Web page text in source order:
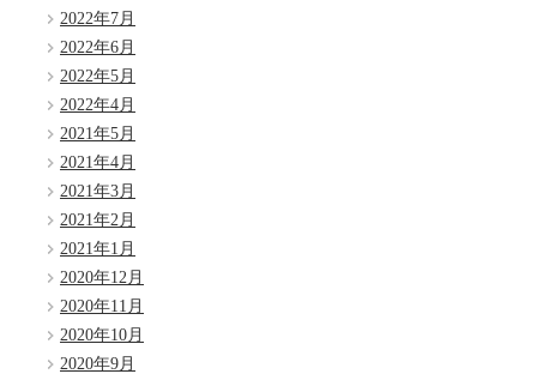
2022年7月
2022年6月
2022年5月
2022年4月
2021年5月
2021年4月
2021年3月
2021年2月
2021年1月
2020年12月
2020年11月
2020年10月
2020年9月